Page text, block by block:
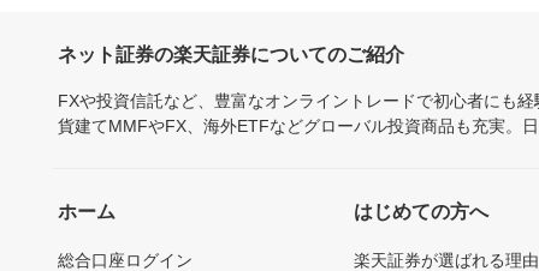
ネット証券の楽天証券についてのご紹介
FXや投資信託など、豊富なオンライントレードで初心者にも
貨建てMMFやFX、海外ETFなどグローバル投資商品も充実。
ホーム
総合口座ログイン
はじめての方へ
楽天証券が選ばれる理由